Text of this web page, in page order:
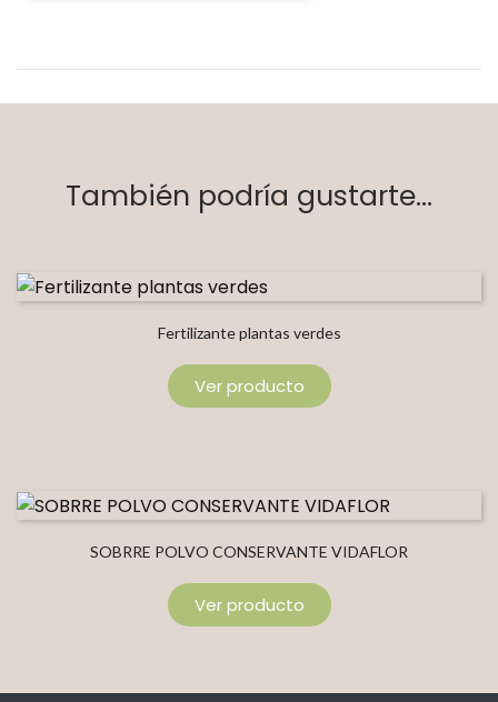
También podría gustarte...
Fertilizante plantas verdes
Ver producto
SOBRRE POLVO CONSERVANTE VIDAFLOR
Ver producto